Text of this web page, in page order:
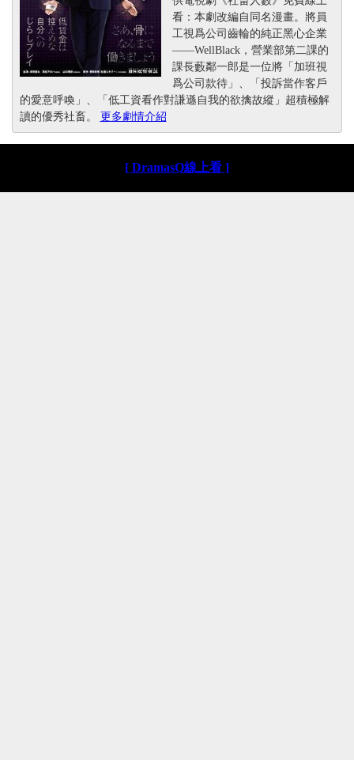
看：本劇改編自同名漫畫。將員
工視爲公司齒輪的純正黑心企業
——WellBlack，營業部第二課的
課長藪鄰一郎是一位將「加班視
爲公司款待」、「投訴當作客戶
的愛意呼喚」、「低工資看作對謙遜自我的欲擒故縱」超積極解
讀的優秀社畜。 更多劇情介紹
[ DramasQ線上看 ]